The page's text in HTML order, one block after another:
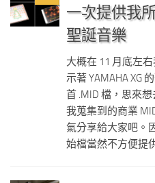
一次提供我
聖誕音樂
大概在 11 月底左
示著 YAMAHA XG
首 .MID 檔，思來
我蒐集到的商業
氣分享給大家吧。
始檔當然不方便提